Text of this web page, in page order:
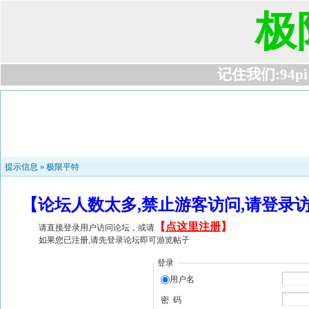
极
记住我们
提示信息 » 极限平特
【论坛人数太多,禁止游客访问,请登
请直接登录用户访问论坛，或请 【 点这里注册】
如果您已注册,请先登录论坛即可游览帖子
登录
用户名
密 码